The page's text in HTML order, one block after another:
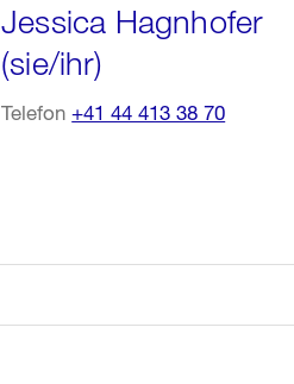
Jessica Hagnhofer
(sie/ihr)
Telefon+41 44 413 38 70